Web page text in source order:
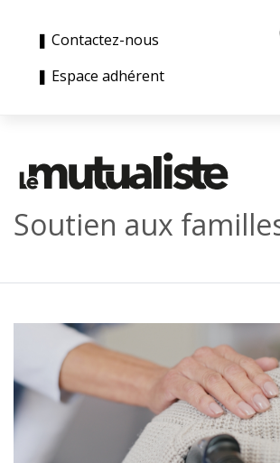
❚ Contactez-nous
❚ Espace adhérent
Soutien aux